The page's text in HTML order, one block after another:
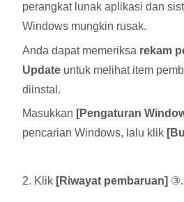
perangkat lunak aplikasi dan
Windows mungkin rusak.
Anda dapat memeriksa rekam
Update untuk melihat item
diinstal.
Masukkan [Pengaturan
pencarian Windows, lalu klik
2. Klik [Riwayat pembaruan] ③.